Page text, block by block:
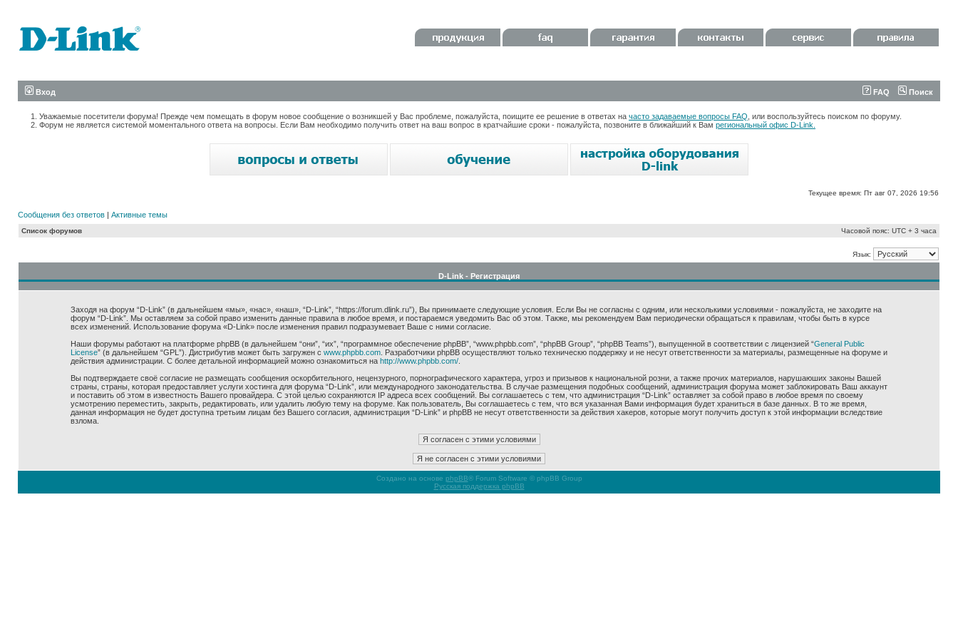
Вход FAQ Поиск
Уважаемые посетители форума! Прежде чем помещать в форум новое сообщение о возникшей у Вас проблеме, пожалуйста, поищите ее решение в ответах на часто задаваемые вопросы FAQ , или воспользуйтесь поиском по форуму.
Форум не является системой моментального ответа на вопросы. Если Вам необходимо получить ответ на ваш вопрос в кратчайшие сроки - пожалуйста, позвоните в ближайший к Вам региональный офис D-Link.
Текущее время: Пт авг 07, 2026 19:56
Сообщения без ответов | Активные темы
Список форумов Часовой пояс: UTC + 3 часа
Язык:
D-Link - Регистрация
Заходя на форум “D-Link” (в дальнейшем «мы», «нас», «наш», “D-Link”, “https://forum.dlink.ru”), Вы принимаете следующие условия. Если Вы не согласны с одним, или несколькими условиями - пожалуйста, не заходите на
форум “D-Link”. Мы оставляем за собой право изменить данные правила в любое время, и постараемся уведомить Вас об этом. Также, мы рекомендуем Вам периодически обращаться к правилам, чтобы быть в курсе
всех изменений. Использование форума «D-Link» после изменения правил подразумевает Ваше с ними согласие.
Наши форумы работают на платформе phpBB (в дальнейшем “они”, “их”, “программное обеспечение phpBB”, “www.phpbb.com”, “phpBB Group”, “phpBB Teams”), выпущенной в соответствии с лицензией “General Public
License” (в дальнейшем “GPL”). Дистрибутив может быть загружен с www.phpbb.com. Разработчики phpBB осуществляют только техническю поддержку и не несут ответственности за материалы, размещенные на форуме и
действия администрации. С более детальной информацией можно ознакомиться на http://www.phpbb.com/.
Вы подтверждаете своё согласие не размещать сообщения оскорбительного, нецензурного, порнографического характера, угроз и призывов к национальной розни, а также прочих материалов, нарушаюших законы Вашей
страны, страны, которая предоставляет услуги хостинга для форума “D-Link”, или международного законодательства. В случае размещения подобных сообщений, администрация форума может заблокировать Ваш аккаунт
и поставить об этом в известность Вашего провайдера. С этой целью сохраняются IP адреса всех сообщений. Вы соглашаетесь с тем, что администрация “D-Link” оставляет за собой право в любое время по своему
усмотрению переместить, закрыть, редактировать, или удалить любую тему на форуме. Как пользователь, Вы соглашаетесь с тем, что вся указанная Вами информация будет храниться в базе данных. В то же время,
данная информация не будет доступна третьим лицам без Вашего согласия, администрация “D-Link” и phpBB не несут ответственности за действия хакеров, которые могут получить доступ к этой информации вследствие
взлома.
Создано на основе phpBB® Forum Software © phpBB Group
Русская поддержка phpBB